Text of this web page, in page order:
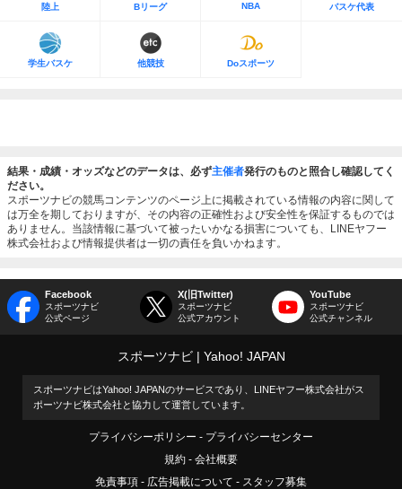
陸上 Bリーグ NBA バスケ代表
学生バスケ 他競技 Doスポーツ
結果・成績・オッズなどのデータは、必ず主催者発行のものと照合し確認してく
ださい。
スポーツナビの競馬コンテンツのページ上に掲載されている情報の内容に関して
は万全を期しておりますが、その内容の正確性および安全性を保証するものでは
ありません。当該情報に基づいて被ったいかなる損害についても、LINEヤフー
株式会社および情報提供者は一切の責任を負いかねます。
Facebook
スポーツナビ
公式ページ
X(旧Twitter)
スポーツナビ
公式アカウント
YouTube
スポーツナビ
公式チャンネル
スポーツナビ Yahoo! JAPAN
スポーツナビはYahoo! JAPANのサービスであり、LINEヤフー株式会社がス
ポーツナビ株式会社と協力して運営しています。
プライバシーポリシー
プライバシーセンター
規約
会社概要
免責事項
広告掲載について スタッフ募集